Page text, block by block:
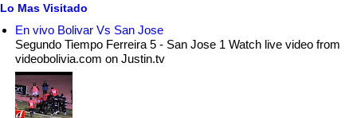
Lo Mas Visitado
En vivo Bolivar Vs San Jose
Segundo Tiempo Ferreira 5 - San Jose 1 Watch live video from
videobolivia.com on Justin.tv